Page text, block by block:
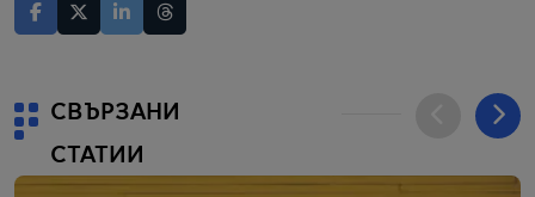
СВЪРЗАНИ
СТАТИИ